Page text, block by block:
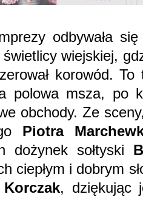
odbywała
wiejskiej,
korowód.
polowa msza, po
obchody. Ze
Piotra
dożynek sołtyski
ciepłym i dobrym
, dziękując